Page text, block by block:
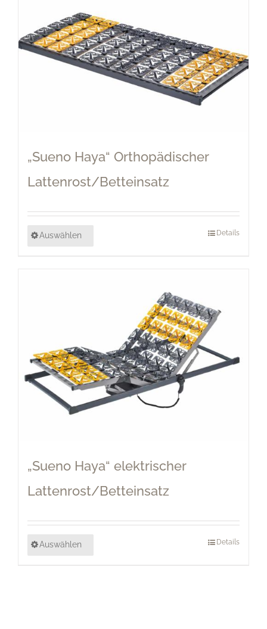
„Sueno Haya“ Orthopädischer
Lattenrost/Betteinsatz
Auswählen Details
„Sueno Haya“ elektrischer
Lattenrost/Betteinsatz
Auswählen Details